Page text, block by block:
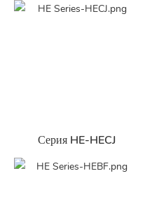
Серия HE-HECJ